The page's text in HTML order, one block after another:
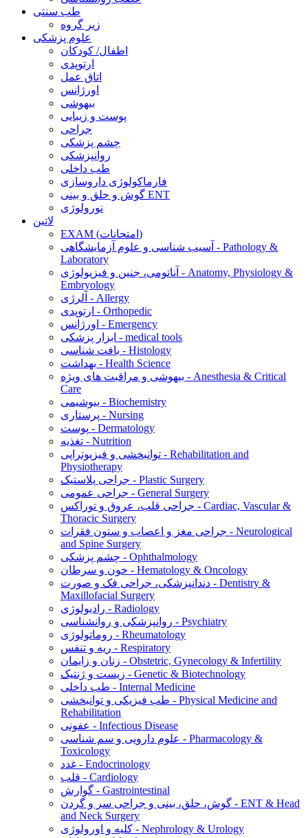
طب سنتی
زیر گروه
علوم پزشکی
اطفال/ کودکان
ارتوپدی
اتاق عمل
اورژانس
بیهوشی
پوست و زیبایی
جراحی
چشم پزشکی
روانپزشکی
طب داخلی
فارماکولوژی داروسازی
گوش و حلق و بینی ENT
نورولوژی
لاتین
EXAM (امتحانات)
آسیب شناسی و علوم آزمایشگاهی - Pathology &
Laboratory
آناتومی، جنین و فیزیولوژی - Anatomy, Physiology &
Embryology
آلرژی - Allergy
ارتوپدی - Orthopedic
اورژانس - Emergency
ابزار پزشکی - medical tools
بافت شناسی - Histology
بهداشت - Health Science
بیهوشی و مراقبت های ویژه - Anesthesia & Critical
Care
بیوشیمی - Biochemistry
پرستاری - Nursing
پوست - Dermatology
تغذیه - Nutrition
توانبخشی و فیزیوتراپی - Rehabilitation and
Physiotherapy
جراحی پلاستیک - Plastic Surgery
جراحی عمومی - General Surgery
جراحی قلب، عروق و توراکس - Cardiac, Vascular &
Thoracic Surgery
جراحی مغز و اعصاب و ستون فقرات - Neurological
and Spine Surgery
چشم پزشکی - Ophthalmology
خون و سرطان - Hematology & Oncology
دندانپزشکی، جراحی فک و صورت - Dentistry &
Maxillofacial Surgery
رادیولوژی - Radiology
روانپزشکی و روانشناسی - Psychiatry
روماتولوژی - Rheumatology
ریه و تنفس - Respiratory
زنان و زایمان - Obstetric, Gynecology & Infertility
زیست و ژنتیک - Genetic & Biotechnology
طب داخلی - Internal Medicine
طب فیزیکی و توانبخشی - Physical Medicine and
Rehabilitation
عفونی - Infectious Disease
علوم دارویی و سم شناسی - Pharmacology &
Toxicology
غدد - Endocrinology
قلب - Cardiology
گوارش - Gastrointestinal
گوش، حلق، بینی و جراحی سر و گردن - ENT & Head
and Neck Surgery
کلیه و اورولوژی - Nephrology & Urology